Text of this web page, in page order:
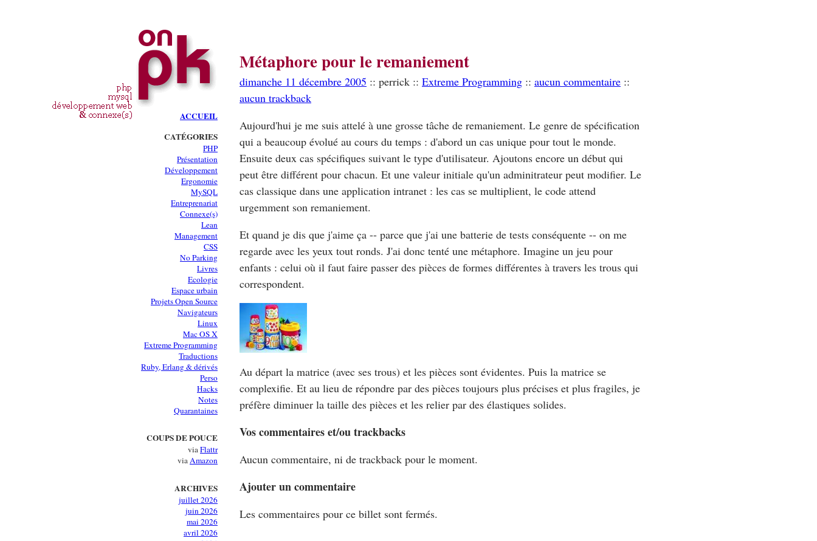
ACCUEIL
CATÉGORIES
PHP
Présentation
Développement
Ergonomie
MySQL
Entreprenariat
Connexe(s)
Lean
Management
CSS
No Parking
Livres
Ecologie
Espace urbain
Projets Open Source
Navigateurs
Linux
Mac OS X
Extreme Programming
Traductions
Ruby, Erlang & dérivés
Perso
Hacks
Notes
Quarantaines
COUPS DE POUCE
viaFlattr
viaAmazon
ARCHIVES
juillet 2026
juin 2026
mai 2026
avril 2026
Métaphore pour le remaniement
dimanche 11 décembre 2005 :: perrick :: Extreme Programming :: aucun commentaire ::
aucun trackback
Aujourd'hui je me suis attelé à une grosse tâche de remaniement. Le genre de spécification
qui a beaucoup évolué au cours du temps : d'abord un cas unique pour tout le monde.
Ensuite deux cas spécifiques suivant le type d'utilisateur. Ajoutons encore un début qui
peut être différent pour chacun. Et une valeur initiale qu'un adminitrateur peut modifier. Le
cas classique dans une application intranet : les cas se multiplient, le code attend
urgemment son remaniement.
Et quand je dis que j'aime ça -- parce que j'ai une batterie de tests conséquente -- on me
regarde avec les yeux tout ronds. J'ai donc tenté une métaphore. Imagine un jeu pour
enfants : celui où il faut faire passer des pièces de formes différentes à travers les trous qui
correspondent.
Au départ la matrice (avec ses trous) et les pièces sont évidentes. Puis la matrice se
complexifie. Et au lieu de répondre par des pièces toujours plus précises et plus fragiles, je
préfère diminuer la taille des pièces et les relier par des élastiques solides.
Vos commentaires et/ou trackbacks
Aucun commentaire, ni de trackback pour le moment.
Ajouter un commentaire
Les commentaires pour ce billet sont fermés.